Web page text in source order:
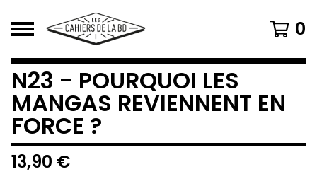
0
N23 - POURQUOI LES
MANGAS REVIENNENT EN
FORCE ?
13,90 €